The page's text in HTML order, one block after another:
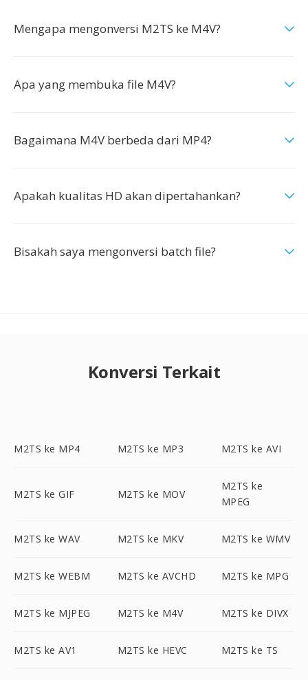
Mengapa mengonversi M2TS ke M4V?
Apa yang membuka file M4V?
Bagaimana M4V berbeda dari MP4?
Apakah kualitas HD akan dipertahankan?
Bisakah saya mengonversi batch file?
Konversi Terkait
M2TS ke MP4 M2TS ke MP3 M2TS ke AVI
M2TS ke GIF M2TS ke MOV
M2TS ke
MPEG
M2TS ke WAV M2TS ke MKV M2TS ke WMV
M2TS ke WEBM M2TS ke AVCHD M2TS ke MPG
M2TS ke MJPEG M2TS ke M4V M2TS ke DIVX
M2TS ke AV1 M2TS ke HEVC M2TS ke TS